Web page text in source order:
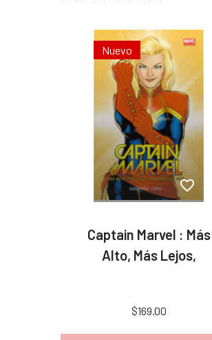
Nuevo
Captain Marvel : Más
Alto, Más Lejos,
$169.00